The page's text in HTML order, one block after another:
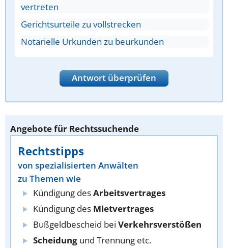
vertreten
Gerichtsurteile zu vollstrecken
Notarielle Urkunden zu beurkunden
Antwort überprüfen
Angebote für Rechtssuchende
Rechtstipps
von spezialisierten Anwälten
zu Themen wie
Kündigung desArbeitsvertrages
Kündigung des Mietvertrages
Bußgeldbescheid bei Verkehrsverstößen
Scheidung und Trennung etc.